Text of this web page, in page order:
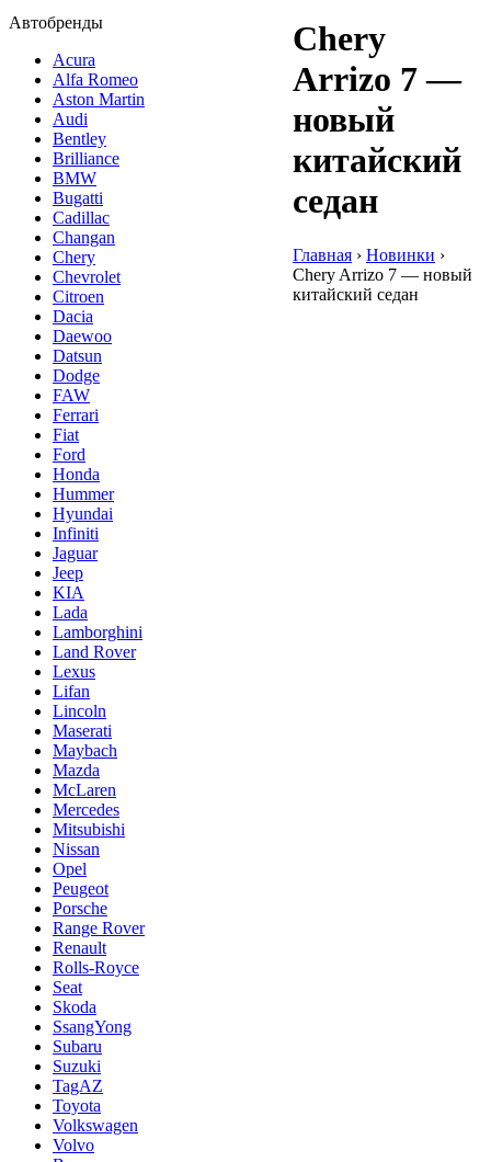
Автобренды
Acura
Alfa Romeo
Aston Martin
Audi
Bentley
Brilliance
BMW
Bugatti
Cadillac
Changan
Chery
Chevrolet
Citroen
Dacia
Daewoo
Datsun
Dodge
FAW
Ferrari
Fiat
Ford
Honda
Hummer
Hyundai
Infiniti
Jaguar
Jeep
KIA
Lada
Lamborghini
Land Rover
Lexus
Lifan
Lincoln
Maserati
Maybach
Mazda
McLaren
Mercedes
Mitsubishi
Nissan
Opel
Peugeot
Porsche
Range Rover
Renault
Rolls-Royce
Seat
Skoda
SsangYong
Subaru
Suzuki
TagAZ
Toyota
Volkswagen
Volvo
Chery
Arrizo 7 —
новый
китайский
седан
Главная › Hовинки ›
Chery Arrizo 7 — новый
китайский седан